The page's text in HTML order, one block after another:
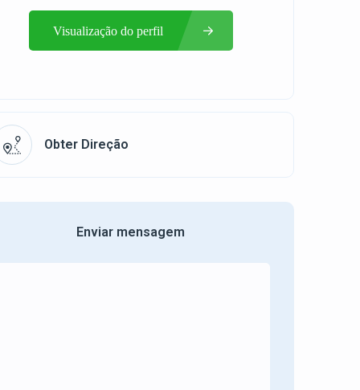
Visualização do perfil
Obter Direção
Enviar mensagem